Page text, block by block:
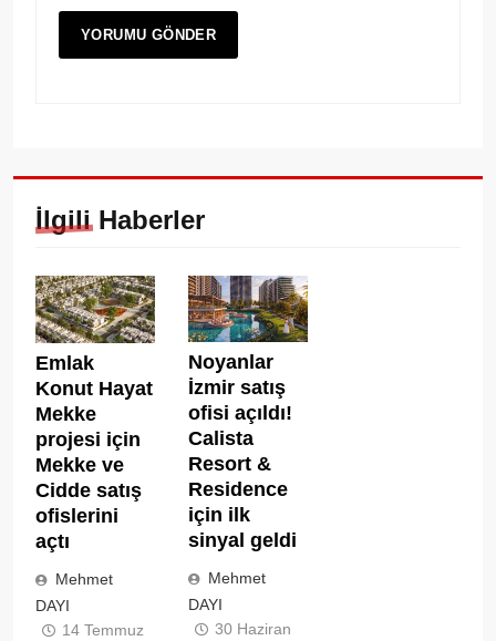
İlgili Haberler
Emlak
Konut Hayat
Mekke
projesi için
Mekke ve
Cidde satış
ofislerini
açtı
Mehmet
DAYI
14 Temmuz
Noyanlar
İzmir satış
ofisi açıldı!
Calista
Resort &
Residence
için ilk
sinyal geldi
Mehmet
DAYI
30 Haziran